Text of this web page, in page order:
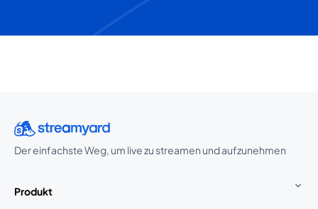
Der einfachste Weg, um live zu streamen und aufzunehmen
Produkt